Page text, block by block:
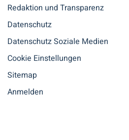
Redaktion und Transparenz
Datenschutz
Datenschutz Soziale Medien
Cookie Einstellungen
Sitemap
Anmelden